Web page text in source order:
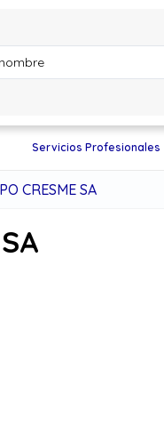
Servicios Profesionales
CRESME SA